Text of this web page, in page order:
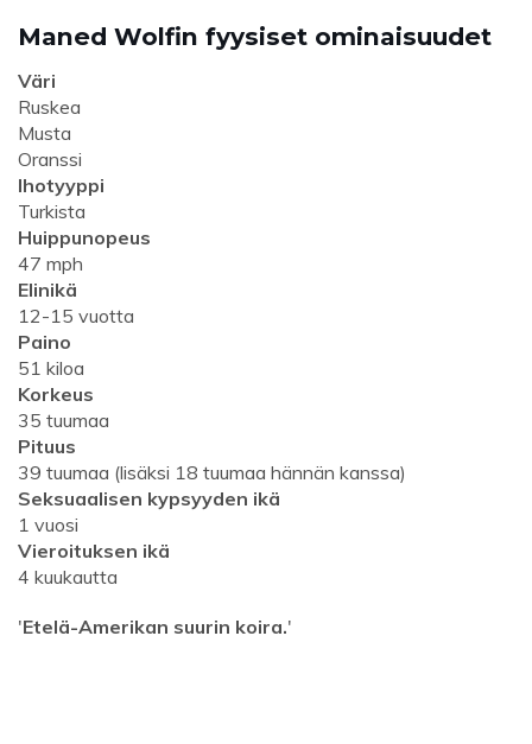
Maned Wolfin fyysiset ominaisuudet
Väri
Ruskea
Musta
Oranssi
Ihotyyppi
Turkista
Huippunopeus
47 mph
Elinikä
12-15 vuotta
Paino
51 kiloa
Korkeus
35 tuumaa
Pituus
39 tuumaa (lisäksi 18 tuumaa hännän kanssa)
Seksuaalisen kypsyyden ikä
1 vuosi
Vieroituksen ikä
4 kuukautta
'Etelä-Amerikan suurin koira.'